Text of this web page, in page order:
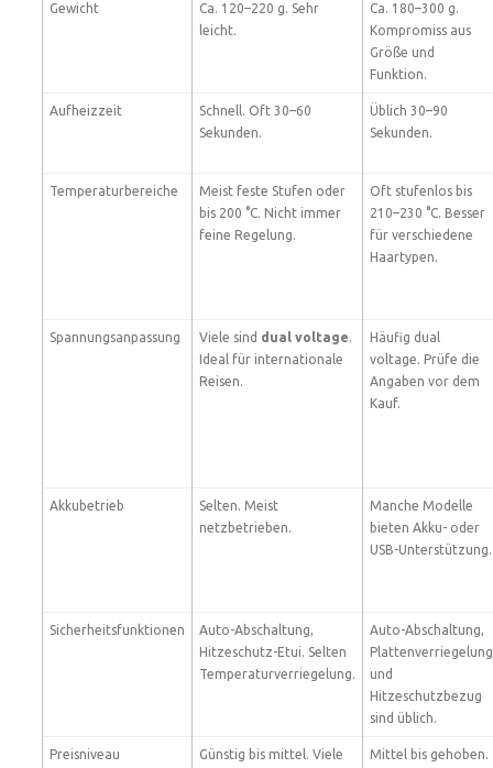
Gewicht
Ca. 120–220 g. Sehr
leicht.
Ca. 180–300 g.
Kompromiss aus
Größe und
Funktion.
Aufheizzeit
Schnell. Oft 30–60
Sekunden.
Üblich 30–90
Sekunden.
Temperaturbereiche
Meist feste Stufen oder
bis 200 °C. Nicht immer
feine Regelung.
Oft stufenlos bis
210–230 °C. Besser
für verschiedene
Haartypen.
Spannungsanpassung Viele sind dual voltage.
Ideal für internationale
Reisen.
Häufig dual
voltage. Prüfe die
Angaben vor dem
Kauf.
Akkubetrieb
Selten. Meist
netzbetrieben.
Manche Modelle
bieten Akku- oder
USB-Unterstützung.
Sicherheitsfunktionen
Auto-Abschaltung,
Hitzeschutz-Etui. Selten
Temperaturverriegelung.
Auto-Abschaltung,
Plattenverriegelung
und
Hitzeschutzbezug
sind üblich.
Preisniveau
Günstig bis mittel. Viele
Mittel bis gehoben.